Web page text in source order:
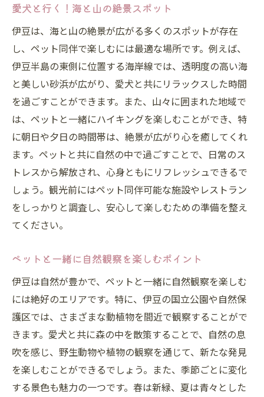
宿泊先でのペットのための特別サービス
ペットと一緒に泊まれる伝統的な旅館の魅
力
リゾートホテルで贅沢ステイを楽しむ
ペットと過ごすキャンピング体験
ペット同伴で訪れる伊豆のドッグランベスト5
広々としたスペースで愛犬と遊べる場所
犬種別に楽しめるドッグランの紹介
自然がいっぱい！森の中のドッグラン
利用者の声から選ばれた人気スポット
ドッグランでのルールとマナーガイド
愛犬の社会性を育むドッグランの使い方
ペットと共に伊豆の歴史を感じるおすすめの観
愛犬と歩く伊豆の史跡巡り
古都の風情を感じる街歩き
歴史的建築物を楽しむ散策コース
文化遺産をペットと共に学ぶ旅
地元ガイドが案内する特別ルート
歴史と自然が融合するスポット
愛犬と行く！海と山の絶景スポット
伊豆は、海と山の絶景が広がる多くのスポットが存在
し、ペット同伴で楽しむには最適な場所です。例えば、
伊豆半島の東側に位置する海岸線では、透明度の高い海
と美しい砂浜が広がり、愛犬と共にリラックスした時間
を過ごすことができます。また、山々に囲まれた地域で
は、ペットと一緒にハイキングを楽しむことができ、特
に朝日や夕日の時間帯は、絶景が広がり心を癒してくれ
ます。ペットと共に自然の中で過ごすことで、日常のス
トレスから解放され、心身ともにリフレッシュできるで
しょう。観光前にはペット同伴可能な施設やレストラン
をしっかりと調査し、安心して楽しむための準備を整え
てください。
ペットと一緒に自然観察を楽しむポイント
伊豆は自然が豊かで、ペットと一緒に自然観察を楽しむ
には絶好のエリアです。特に、伊豆の国立公園や自然保
護区では、さまざまな動植物を間近で観察することがで
きます。愛犬と共に森の中を散策することで、自然の息
吹を感じ、野生動物や植物の観察を通じて、新たな発見
を楽しむことができるでしょう。また、季節ごとに変化
する景色も魅力の一つです。春は新緑、夏は青々とした